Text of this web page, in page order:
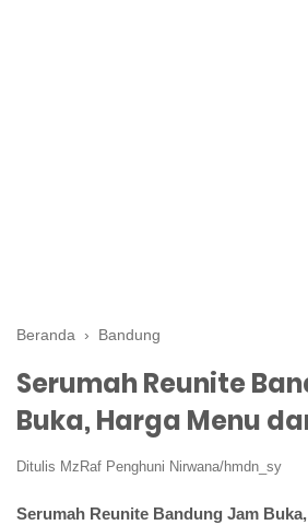
Beranda › Bandung
Serumah Reunite
Buka, Harga Menu
Ditulis MzRaf Penghuni Nirwana/hmdn_sy
Serumah Reunite Bandung Jam